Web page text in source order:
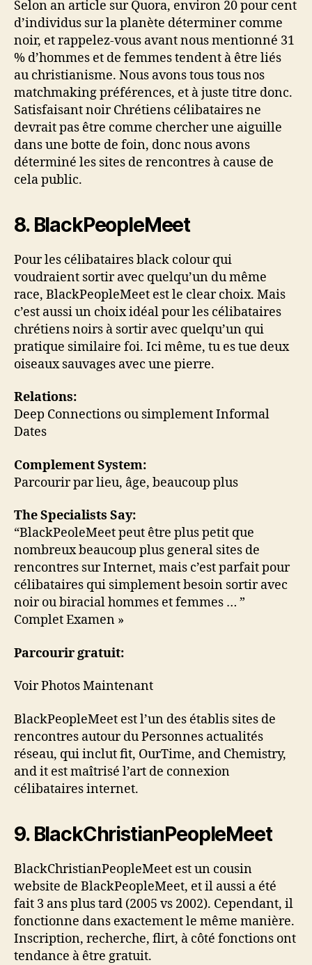
Selon an article sur Quora, environ 20 pour cent
d’individus sur la planète déterminer comme
noir, et rappelez-vous avant nous mentionné 31
% d’hommes et de femmes tendent à être liés
au christianisme. Nous avons tous tous nos
matchmaking préférences, et à juste titre donc.
Satisfaisant noir Chrétiens célibataires ne
devrait pas être comme chercher une aiguille
dans une botte de foin, donc nous avons
déterminé les sites de rencontres à cause de
cela public.
8. BlackPeopleMeet
Pour les célibataires black colour qui
voudraient sortir avec quelqu’un du même
race, BlackPeopleMeet est le clear choix. Mais
c’est aussi un choix idéal pour les célibataires
chrétiens noirs à sortir avec quelqu’un qui
pratique similaire foi. Ici même, tu es tue deux
oiseaux sauvages avec une pierre.
Relations:
Deep Connections ou simplement Informal
Dates
Complement System:
Parcourir par lieu, âge, beaucoup plus
The Specialists Say:
“BlackPeoleMeet peut être plus petit que
nombreux beaucoup plus general sites de
rencontres sur Internet, mais c’est parfait pour
célibataires qui simplement besoin sortir avec
noir ou biracial hommes et femmes … ”
Complet Examen »
Parcourir gratuit:
Voir Photos Maintenant
BlackPeopleMeet est l’un des établis sites de
rencontres autour du Personnes actualités
réseau, qui inclut fit, OurTime, and Chemistry,
and it est maîtrisé l’art de connexion
célibataires internet.
9. BlackChristianPeopleMeet
BlackChristianPeopleMeet est un cousin
website de BlackPeopleMeet, et il aussi a été
fait 3 ans plus tard (2005 vs 2002). Cependant, il
fonctionne dans exactement le même manière.
Inscription, recherche, flirt, à côté fonctions ont
tendance à être gratuit.